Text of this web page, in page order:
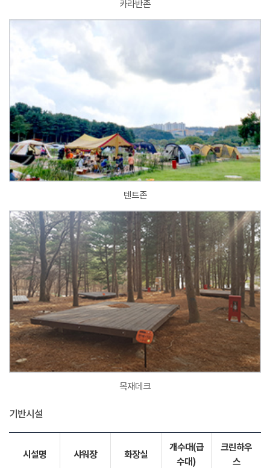
카라반존
텐트존
목재데크
기반시설
시설명 샤워장 화장실
개수대(급
수대)
크린하우
스